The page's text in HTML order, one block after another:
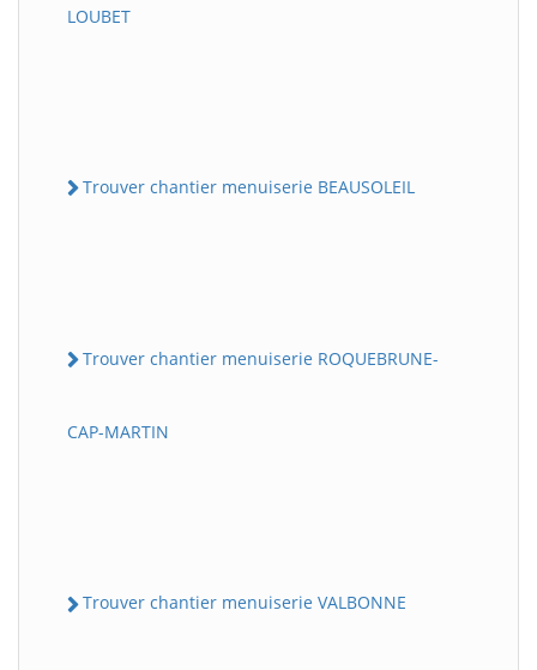
LOUBET
Trouver chantier menuiserie BEAUSOLEIL
Trouver chantier menuiserie ROQUEBRUNE-
CAP-MARTIN
Trouver chantier menuiserie VALBONNE